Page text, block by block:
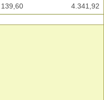
139,60 4.341,92